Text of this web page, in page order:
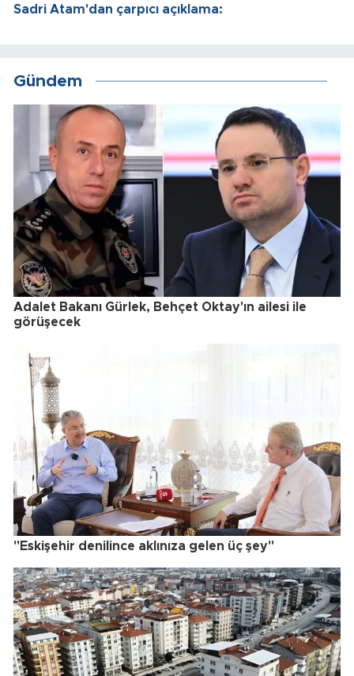
Sadri Atam'dan çarpıcı açıklama:
Gündem
Adalet Bakanı Gürlek, Behçet Oktay'ın ailesi ile
görüşecek
"Eskişehir denilince aklınıza gelen üç şey"